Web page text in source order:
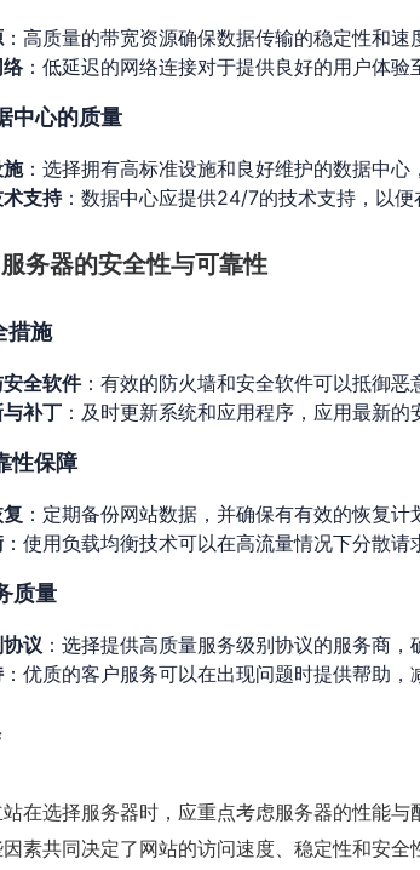
：高质量的带宽资源确保数据传输的稳定性和速
：低延迟的网络连接对于提供良好的用户体验
中心的质量
：选择拥有高标准设施和良好维护的数据中心
支持：数据中心应提供24/7的技术支持，以便
务器的安全性与可靠性
措施
全软件：有效的防火墙和安全软件可以抵御恶
补丁 ：及时更新系统和应用程序，应用最新的
性保障
：定期备份网站数据，并确保有有效的恢复
：使用负载均衡技术可以在高流量情况下分散请
质量
议 ：选择提供高质量服务级别协议的服务商，
：优质的客户服务可以在出现问题时提供帮助，
在选择服务器时，应重点考虑服务器的性能
素共同决定了网站的访问速度、稳定性和安